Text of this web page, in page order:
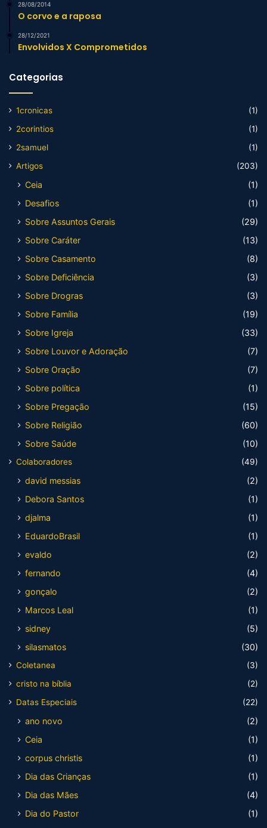
28/08/2014
O corvo e a raposa
28/12/2021
Envolvidos X Comprometidos
Categorias
1cronicas
(1)
2corintios
(1)
2samuel
(1)
Artigos
(203)
Ceia
(1)
Desafios
(1)
Sobre Assuntos Gerais
(29)
Sobre Caráter
(13)
Sobre Casamento
(8)
Sobre Deficiência
(3)
Sobre Drogras
(3)
Sobre Família
(19)
Sobre Igreja
(33)
Sobre Louvor e Adoração
(7)
Sobre Oração
(7)
Sobre política
(1)
Sobre Pregação
(15)
Sobre Religião
(60)
Sobre Saúde
(10)
Colaboradores (49)
david messias
(2)
Debora Santos
(1)
djalma
(1)
EduardoBrasil
(1)
evaldo
(2)
fernando
(4)
gonçalo
(2)
Marcos Leal
(1)
sidney
(5)
silasmatos
(30)
Coletanea
(3)
cristo na bíblia
(2)
Datas Especiais
(22)
ano novo
(2)
Ceia
(1)
corpus christis
(1)
Dia das Crianças
(1)
Dia das Mães
(4)
Dia do Pastor
(1)